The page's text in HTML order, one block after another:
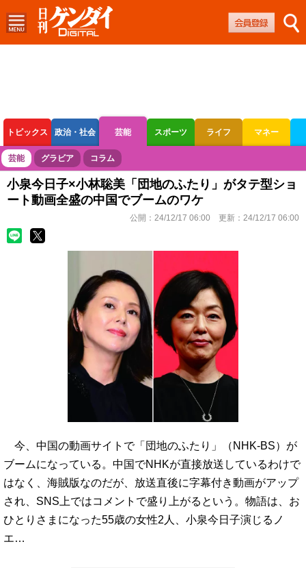
トピックス 政治・社会 芸能 スポーツ ライフ マネー
ボートレース 競輪 オートレース
芸能 グラビア コラム
小泉今日子×小林聡美「団地のふたり」がタテ型ショ
ート動画全盛の中国でブームのワケ
公開： 24/12/17 06:00 更新： 24/12/17 06:00
今、中国の動画サイトで「団地のふたり」（NHK-BS）が
ブームになっている。中国でNHKが直接放送しているわけで
はなく、海賊版なのだが、放送直後に字幕付き動画がアップ
され、SNS上ではコメントで盛り上がるという。物語は、お
ひとりさまになった55歳の女性2人、小泉今日子演じるノ
エ…